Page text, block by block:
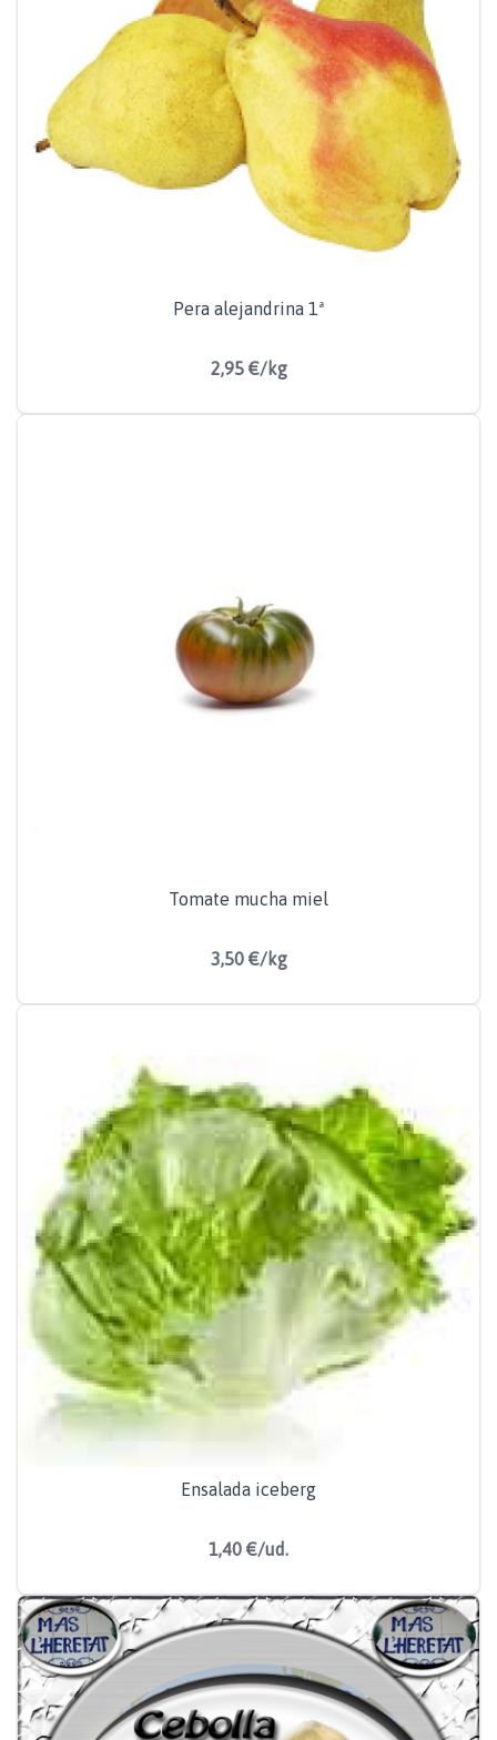
Pera alejandrina 1ª
2,95 €/kg
Tomate mucha miel
3,50 €/kg
Ensalada iceberg
1,40 €/ud.